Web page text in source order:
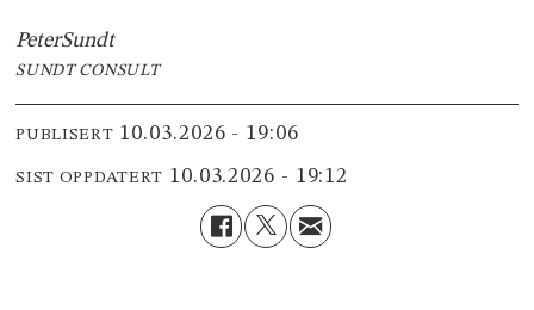
PeterSundt
SUNDT CONSULT
PUBLISERT 10.03.2026 - 19:06
SIST OPPDATERT 10.03.2026 - 19:12